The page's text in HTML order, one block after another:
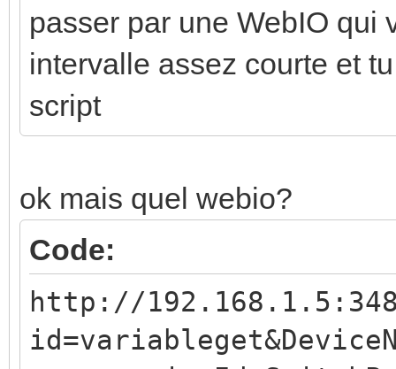
passer par une WebIO qui
intervalle assez courte et
script
ok mais quel webio?
Code:
http://